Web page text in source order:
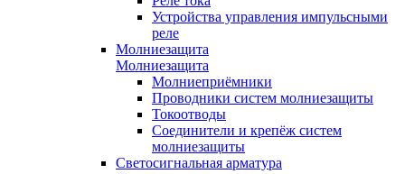
Устройства управления импульсными
реле
Молниезащита
Молниезащита
Молниеприёмники
Проводники систем молниезащиты
Токоотводы
Соединители и крепёж систем
молниезащиты
Светосигнальная арматура